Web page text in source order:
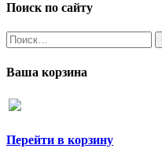
Поиск по сайту
Найти:
Ваша корзина
Перейти в корзину